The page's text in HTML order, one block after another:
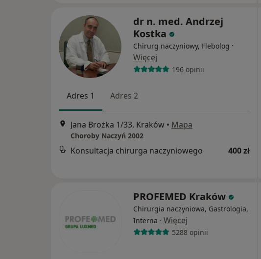
dr n. med. Andrzej
Kostka
Chirurg naczyniowy, Flebolog ·
Więcej
196 opinii
Adres 1 Adres 2
Jana Brożka 1/33, Kraków • Mapa
Choroby Naczyń 2002
Konsultacja chirurga naczyniowego 400 zł
PROFEMED Kraków
Chirurgia naczyniowa, Gastrologia,
Interna · Więcej
5288 opinii